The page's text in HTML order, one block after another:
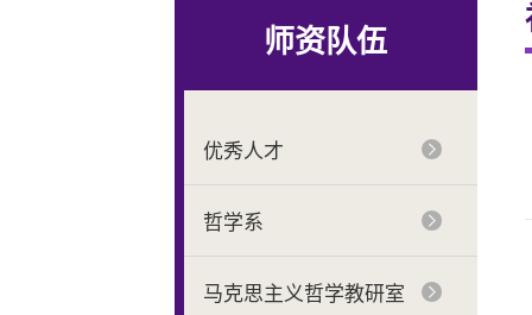
师资队伍
优秀人才
哲学系
马克思主义哲学教研室